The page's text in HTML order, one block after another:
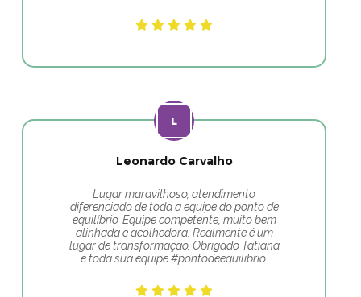
Leonardo Carvalho
Lugar maravilhoso, atendimento
diferenciado de toda a equipe do ponto de
equilíbrio. Equipe competente, muito bem
alinhada e acolhedora. Realmente é um
lugar de transformação. Obrigado Tatiana
e toda sua equipe #pontodeequilibrio.